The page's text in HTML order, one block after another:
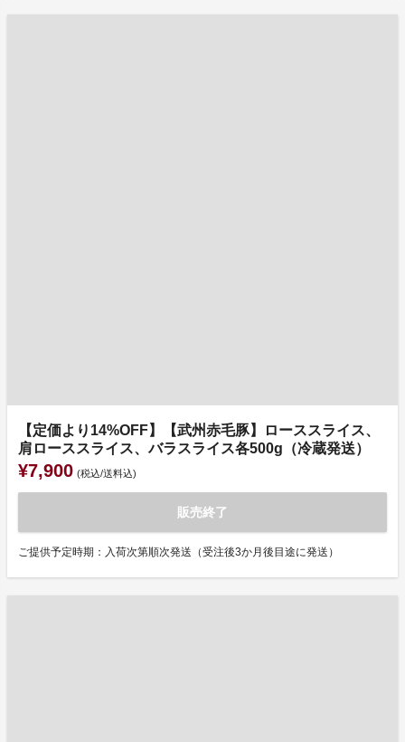
【定価より14%OFF】【武州赤毛豚】ローススライス、
肩ローススライス、バラスライス各500g（冷蔵発送）
¥7,900 (税込/送料込)
販売終了
ご提供予定時期：入荷次第順次発送（受注後3か月後目途に発送）